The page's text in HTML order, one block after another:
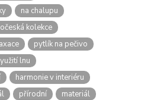
na chalupu
kolekce
pytlík na pečivo
lnu
harmonie v interiéru
přírodní
materiál